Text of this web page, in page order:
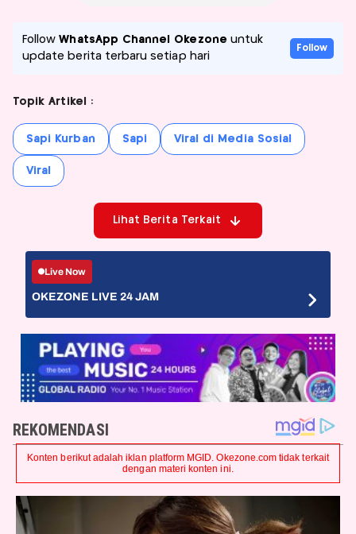
FollowWhatsApp Channel Okezone untuk
update berita terbaru setiap hari
Follow
Topik Artikel :
Sapi Kurban Sapi Viral di Media Sosial
Viral
Lihat Berita Terkait
Live Now
OKEZONE LIVE 24 JAM